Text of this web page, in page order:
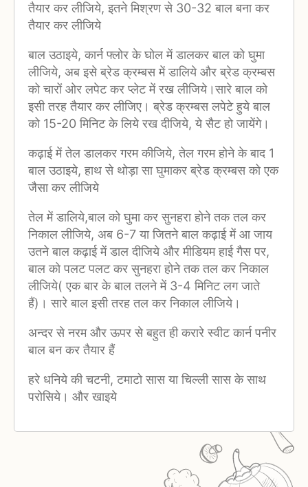
तैयार कर लीजिये, इतने मिश्रण से 30-32 बाल बना कर
तैयार कर लीजिये
बाल उठाइये, कार्न फ्लोर के घोल में डालकर बाल को घुमा
लीजिये, अब इसे ब्रेड क्रम्बस में डालिये और ब्रेड क्रम्बस
को चारों ओर लपेट कर प्लेट में रख लीजिये।सारे बाल को
इसी तरह तैयार कर लीजिए। ब्रेड क्रम्बस लपेटे हुये बाल
को 15-20 मिनिट के लिये रख दीजिये, ये सैट हो जायेंगे।
कढ़ाई में तेल डालकर गरम कीजिये, तेल गरम होने के बाद 1
बाल उठाइये, हाथ से थोड़ा सा घुमाकर ब्रेड क्रम्बस को एक
जैसा कर लीजिये
तेल में डालिये,बाल को घुमा कर सुनहरा होने तक तल कर
निकाल लीजिये, अब 6-7 या जितने बाल कढ़ाई में आ जाय
उतने बाल कढ़ाई में डाल दीजिये और मीडियम हाई गैस पर,
बाल को पलट पलट कर सुनहरा होने तक तल कर निकाल
लीजिये( एक बार के बाल तलने में 3-4 मिनिट लग जाते
हैं)। सारे बाल इसी तरह तल कर निकाल लीजिये।
अन्दर से नरम और ऊपर से बहुत ही करारे स्वीट कार्न पनीर
बाल बन कर तैयार हैं
हरे धनिये की चटनी, टमाटो सास या चिल्ली सास के साथ
परोसिये। और खाइये